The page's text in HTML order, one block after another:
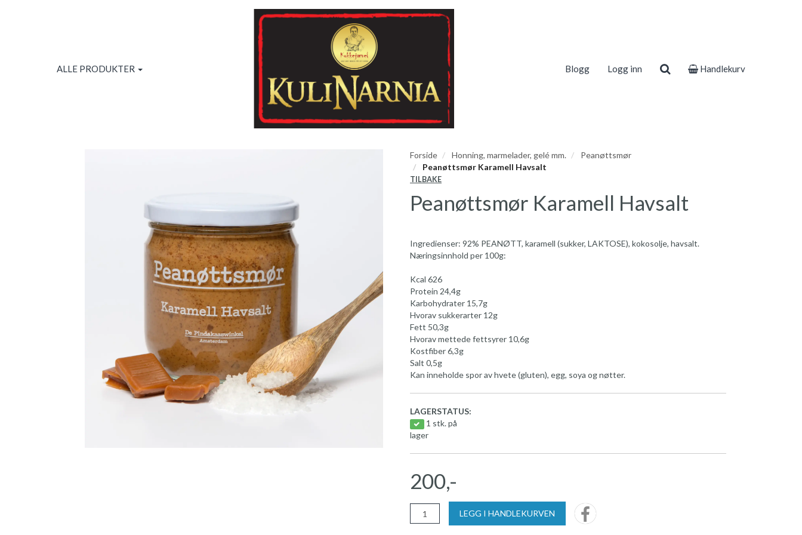
ALLE PRODUKTER Blogg Logg inn Handlekurv
Forside Honning, marmelader, gelé mm.
Peanøttsmør
Peanøttsmør Karamell Havsalt
TILBAKE
Peanøttsmør Karamell Havsalt
Ingredienser: 92% PEANØTT, karamell (sukker, LAKTOSE), kokosolje, havsalt.
Næringsinnhold per 100g:
Kcal 626
Protein 24,4g
Karbohydrater 15,7g
Hvorav sukkerarter 12g
Fett 50,3g
Hvorav mettede fettsyrer 10,6g
Kostfiber 6,3g
Salt 0,5g
Kan inneholde spor av hvete (gluten), egg, soya og nøtter.
LAGERSTATUS:
1 stk. på
lager
200,-
LEGG I HANDLEKURVEN